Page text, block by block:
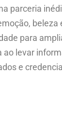
parceria
para
levar
e